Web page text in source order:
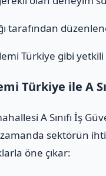
tarafından
Türkiye gibi
Türkiye ile A
A Sınıfı İş
sektörün
öne çıkar: